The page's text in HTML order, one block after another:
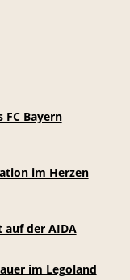
Bayern
im Herzen
auf der AIDA
im Legoland